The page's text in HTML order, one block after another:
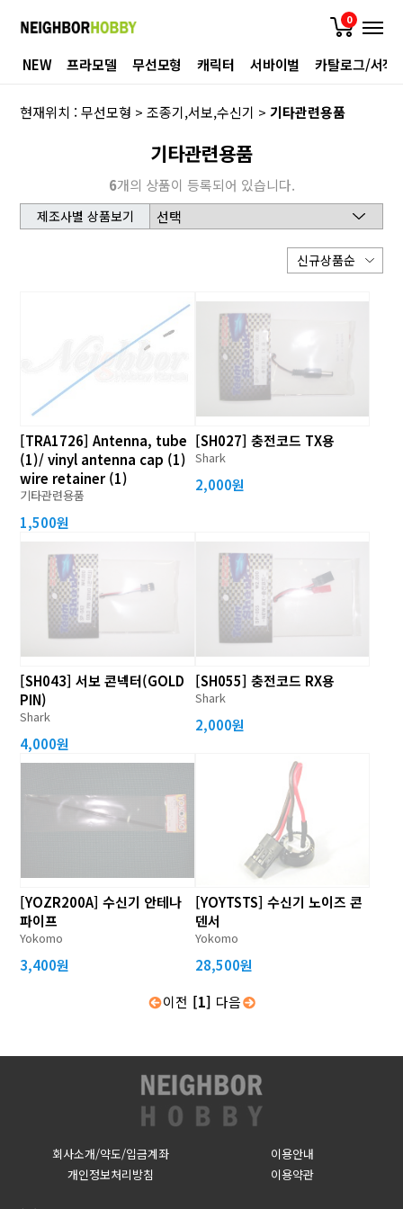
0
NEW 프라모델 무선모형 캐릭터 서바이벌 카탈로그/서적
현재위치 :무선모형 >조종기,서보,수신기 >기타관련용품
기타관련용품
6개의 상품이 등록되어 있습니다.
제조사별 상품보기
[TRA1726] Antenna, tube
(1)/ vinyl antenna cap (1)
wire retainer (1)
기타관련용품
1,500원
[SH027] 충전코드 TX용
Shark
2,000원
[SH043] 서보 콘넥터(GOLD
PIN)
Shark
4,000원
[SH055] 충전코드 RX용
Shark
2,000원
[YOZR200A] 수신기 안테나
파이프
Yokomo
3,400원
[YOYTSTS] 수신기 노이즈 콘
덴서
Yokomo
28,500원
이전 [1] 다음
회사소개/약도/입금계좌
이용안내
개인정보처리방침
이용약관